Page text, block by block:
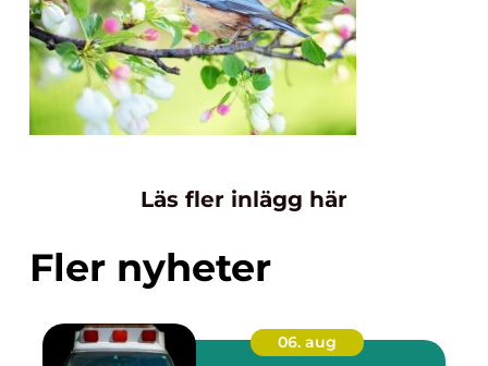
Läs fler inlägg här
Fler nyheter
06. aug